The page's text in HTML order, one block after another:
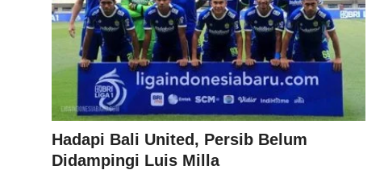
Hadapi Bali United, Persib Belum
Didampingi Luis Milla